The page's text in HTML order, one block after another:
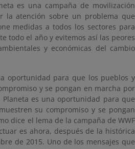
es una campaña de movilización
la atención sobre un problema que
medidas a todos los sectores para
todo el año y evitemos así las peores
y económicas del cambio
oportunidad para que los pueblos y
y se pongan en marcha por
Planeta es una oportunidad para que
su compromiso y se pongan
dice el lema de la campaña de WWF
es ahora, después de la histórica
de 2015. Uno de los mensajes que